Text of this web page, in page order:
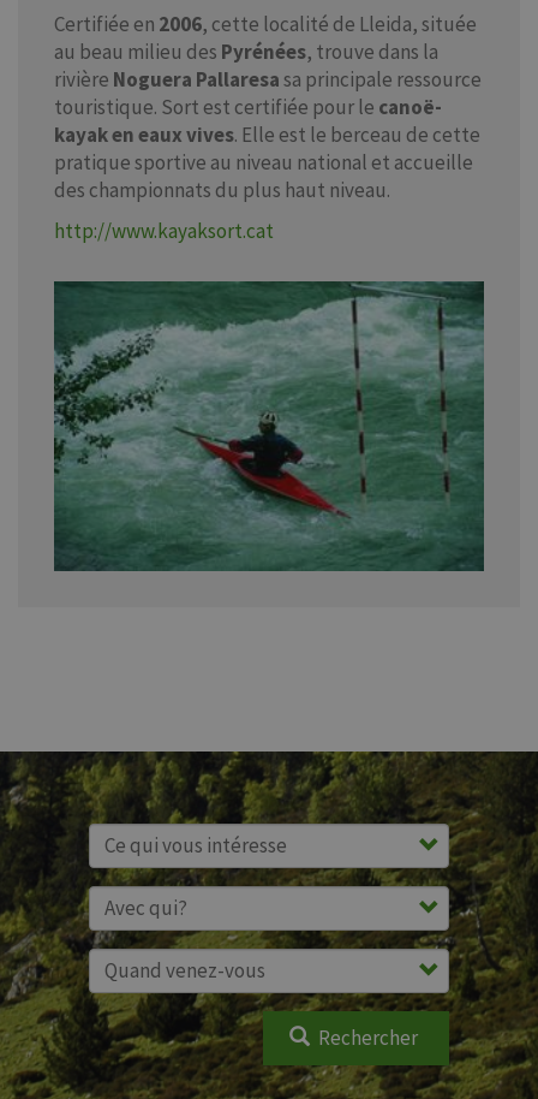
Certifiée en 2006, cette localité de Lleida, située
au beau milieu des Pyrénées, trouve dans la
rivière Noguera Pallaresasa principale ressource
touristique. Sort est certifiée pour le canoë-
kayak en eaux vives. Elle est le berceau de cette
pratique sportive au niveau national et accueille
des championnats du plus haut niveau.
http://www.kayaksort.cat
Rechercher